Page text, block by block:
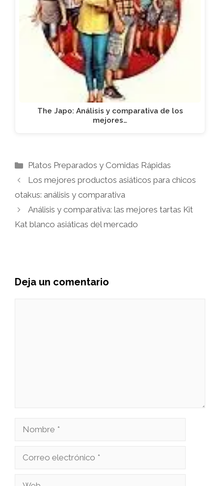
The Japo: Análisis y comparativa de los
mejores…
Categorías
Platos Preparados y Comidas Rápidas
Los mejores productos asiáticos para chicos
otakus: análisis y comparativa
Análisis y comparativa: las mejores tartas Kit
Kat blanco asiáticas del mercado
Deja un comentario
Nombre
Correo
Web